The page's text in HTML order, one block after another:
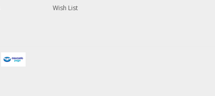
Wish List